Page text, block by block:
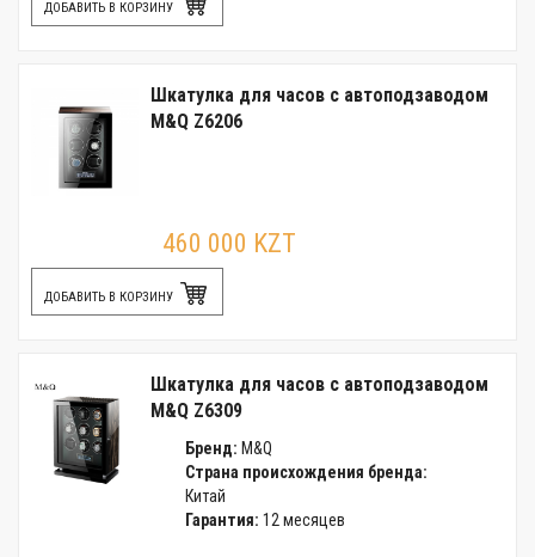
ДОБАВИТЬ В КОРЗИНУ
Шкатулка для часов с автоподзаводом
M&Q Z6206
460 000 KZT
ДОБАВИТЬ В КОРЗИНУ
Шкатулка для часов с автоподзаводом
M&Q Z6309
Бренд: M&Q
Страна происхождения бренда:
Китай
Гарантия: 12 месяцев